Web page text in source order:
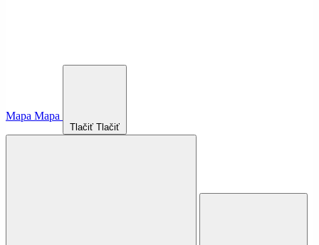
Mapa Mapa
Tlačiť Tlačiť